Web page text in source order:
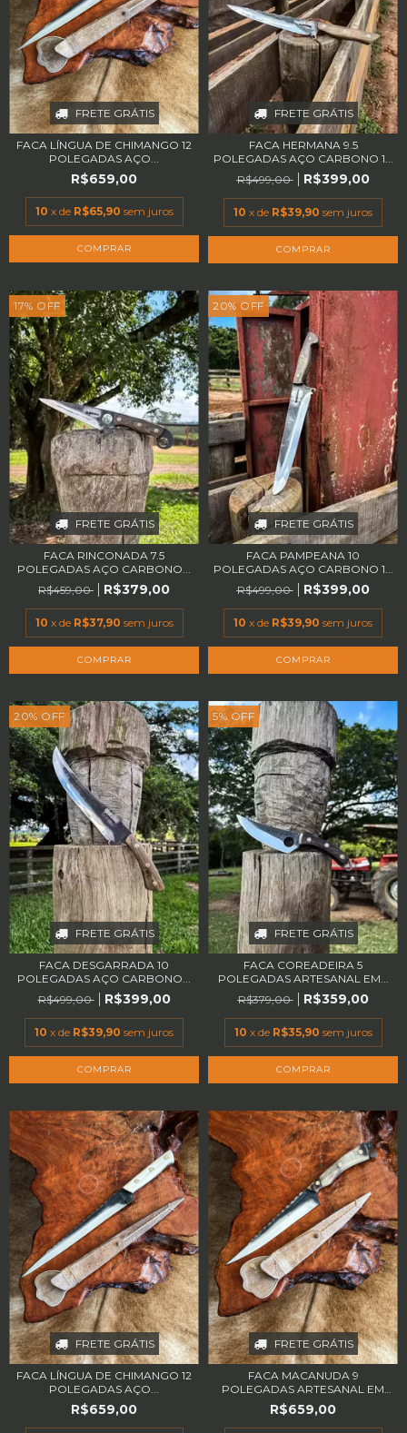
FRETE GRÁTIS
FACA LÍNGUA DE CHIMANGO 12
POLEGADAS AÇO...
R$659,00
10 x de R$65,90 sem juros
FRETE GRÁTIS
FACA HERMANA 9.5
POLEGADAS AÇO CARBONO 1...
R$499,00
R$399,00
10 x de R$39,90 sem juros
17% OFF
FRETE GRÁTIS
FACA RINCONADA 7.5
POLEGADAS AÇO CARBONO...
R$459,00
R$379,00
10 x de R$37,90 sem juros
20% OFF
FRETE GRÁTIS
FACA PAMPEANA 10
POLEGADAS AÇO CARBONO 1...
R$499,00
R$399,00
10 x de R$39,90 sem juros
20% OFF
FRETE GRÁTIS
FACA DESGARRADA 10
POLEGADAS AÇO CARBONO...
R$499,00
R$399,00
10 x de R$39,90 sem juros
5% OFF
FRETE GRÁTIS
FACA COREADEIRA 5
POLEGADAS ARTESANAL EM...
R$379,00
R$359,00
10 x de R$35,90 sem juros
FRETE GRÁTIS
FACA LÍNGUA DE CHIMANGO 12
POLEGADAS AÇO...
R$659,00
FRETE GRÁTIS
FACA MACANUDA 9
POLEGADAS ARTESANAL EM
A...
R$659,00